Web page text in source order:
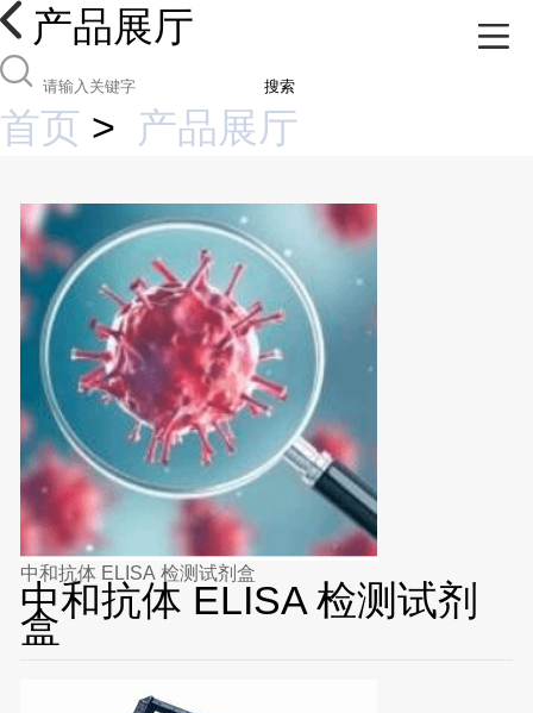
产品展厅
搜索
首页 > 产品展厅
中和抗体 ELISA 检测试剂盒
中和抗体 ELISA 检测试剂
盒